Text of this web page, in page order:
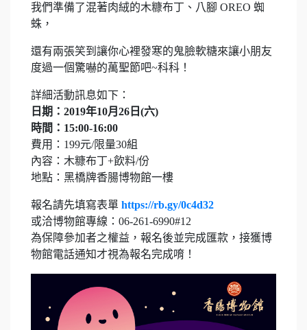
我們準備了混著肉絨的木糠布丁、八腳 OREO 蜘
蛛，
還有兩張笑到讓你心裡發寒的鬼臉軟糖來讓小朋友
度過一個驚嚇的萬聖節吧~科科！
詳細活動訊息如下：
日期：2019年10月26日(六)
時間：15:00-16:00
費用：199元/限量30組
內容：木糠布丁+飲料/份
地點：黑橋牌香腸博物館一樓
報名請先填寫表單 https://rb.gy/0c4d32
或洽博物館專線：06-261-6990#12
為保障參加者之權益，報名後並完成匯款，接獲博
物館電話通知才視為報名完成唷！